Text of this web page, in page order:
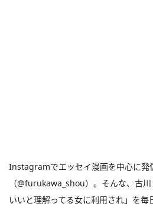
Instagramでエッセイ漫画を中心に発
（@furukawa_shou）。そんな、古
いいと理解ってる女に利用され」を毎